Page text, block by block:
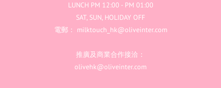
LUNCH PM 12:00 - PM 01:00
SAT, SUN, HOLIDAY OFF
電郵： milktouch_hk@oliveinter.com
推廣及商業合作接洽：
olivehk@oliveinter.com